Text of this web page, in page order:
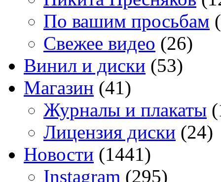
По вашим просьбам
Свежее видео (26)
Винил и диски (53)
Магазин (41)
Журналы и плакаты
Лицензия диски (24)
Новости (1441)
Instagram (295)